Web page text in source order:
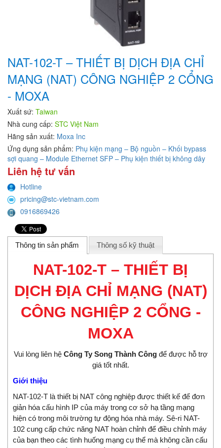
NAT-102-T – THIẾT BỊ DỊCH ĐỊA CHỈ
MẠNG (NAT) CÔNG NGHIỆP 2 CỔNG
- MOXA
Xuất sứ: Taiwan
Nhà cung cấp: STC Việt Nam
Hãng sản xuất: Moxa Inc
Ứng dụng sản phẩm: Phụ kiện mạng – Bộ nguồn – Khối bypass
sợi quang – Module Ethernet SFP – Phụ kiện thiết bị không dây
Liên hệ tư vấn
Hotline
pricing@stc-vietnam.com
0916869426
Thông tin sản phẩm Thông số kỹ thuật
NAT-102-T – THIẾT BỊ
DỊCH ĐỊA CHỈ MẠNG (NAT)
CÔNG NGHIỆP 2 CỔNG -
MOXA
Vui lòng liên hệ Công Ty Song Thành Công để được hỗ trợ
giá tốt nhất.
Giới thiệu
NAT-102-T là thiết bị NAT công nghiệp được thiết kế để đơn
giản hóa cấu hình IP của máy trong cơ sở hạ tầng mạng
hiện có trong môi trường tự động hóa nhà máy. Sê-ri NAT-
102 cung cấp chức năng NAT hoàn chỉnh để điều chỉnh máy
của bạn theo các tình huống mạng cụ thể mà không cần cấu